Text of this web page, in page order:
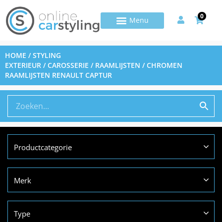
0
HOME /STYLING
EXTERIEUR /CAROSSERIE / RAAMLIJSTEN / CHROMEN
RAAMLIJSTEN RENAULT CAPTUR
Productcategorie
Merk
Type